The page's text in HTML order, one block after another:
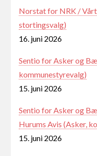
Norstat for NRK /
stortingsvalg)
16. juni 2026
Sentio for Asker og
kommunestyrevalg)
15. juni 2026
Sentio for Asker og
Hurums Avis (Asker,
15. juni 2026